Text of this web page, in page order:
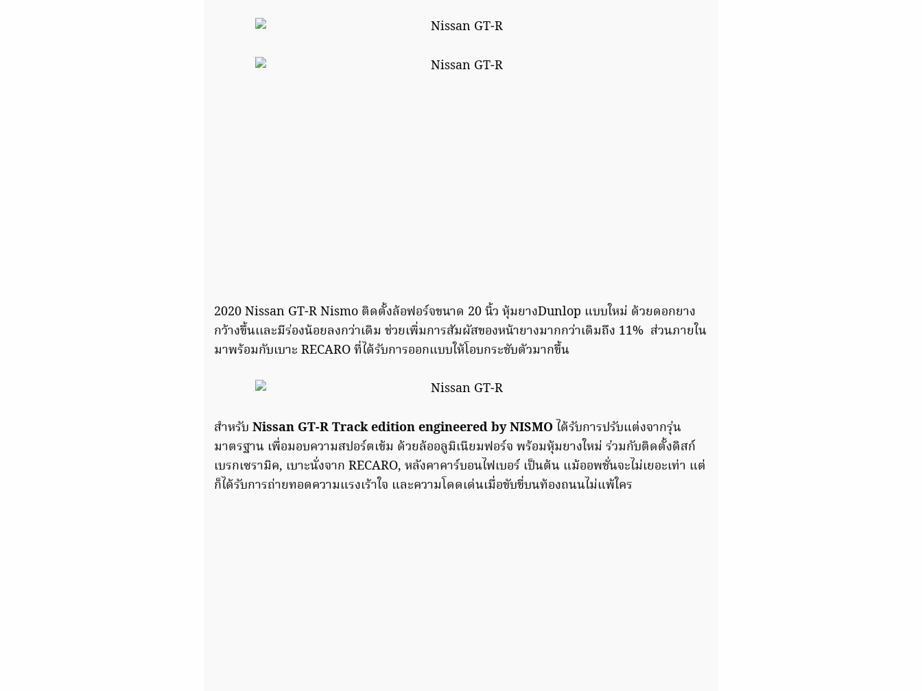
2020 Nissan GT-R Nismo ติดตั้งล้อฟอร์จขนาด 20 นิ้ว หุ้มยางDunlop แบบใหม่ ด้วยดอกยาง
กว้างขึ้นเเละมีร่องน้อยลงกว่าเดิม ช่วยเพิ่มการสัมผัสของหน้ายางมากกว่าเดิมถึง 11% ส่วนภายใน
มาพร้อมกับเบาะ RECARO ที่ได้รับการออกแบบให้โอบกระชับตัวมากขึ้น
สำหรับ Nissan GT-R Track edition engineered by NISMO ได้รับการปรับแต่งจากรุ่น
มาตรฐาน เพื่อมอบความสปอร์ตเข้ม ด้วยล้ออลูมิเนียมฟอร์จ พร้อมหุ้มยางใหม่ ร่วมกับติดตั้งดิสก์
เบรกเซรามิค, เบาะนั่งจาก RECARO, หลังคาคาร์บอนไฟเบอร์ เป็นต้น แม้ออพชั่นจะไม่เยอะเท่า แต่
ก็ได้รับการถ่ายทอดความแรงเร้าใจ และความโดดเด่นเมื่อขับขี่บนท้องถนนไม่แพ้ใคร